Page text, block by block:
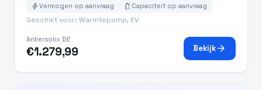
boltVermogen op aanvraag battery_charging_full Capaciteit op aanvraag
Geschikt voor: Warmtepomp, EV
Ankersolix DE
€1.279,99 Bekijkarrow_forward